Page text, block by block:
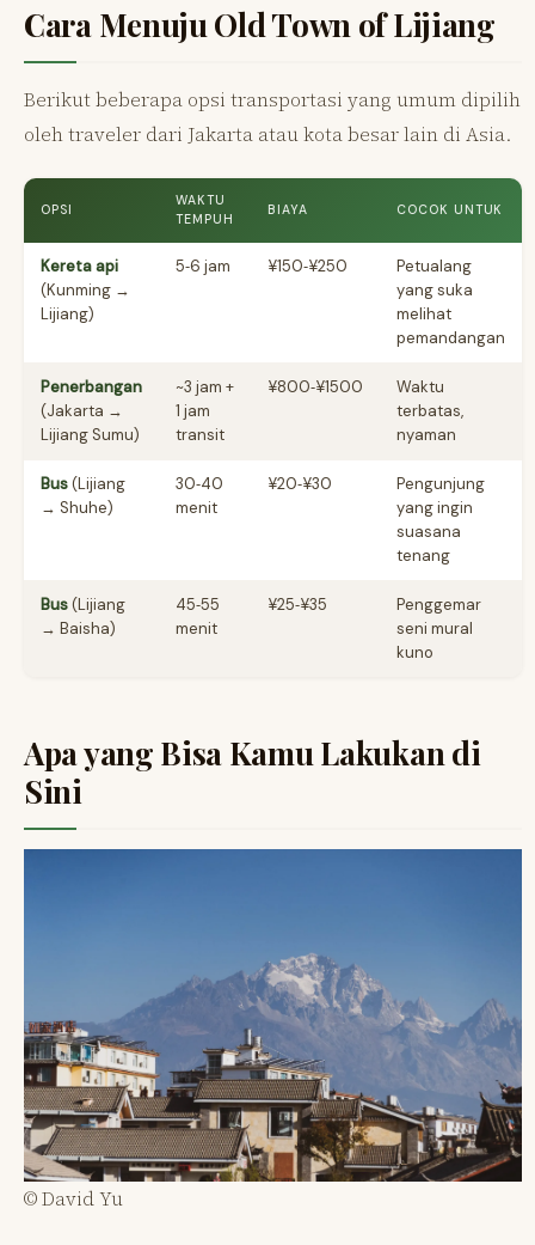
Cara Menuju Old Town of Lijiang
Berikut beberapa opsi transportasi yang umum dipilih
oleh traveler dari Jakarta atau kota besar lain di Asia.
OPSI
WAKTU
TEMPUH
BIAYA COCOK UNTUK
Kereta api
(Kunming →
Lijiang)
5‑6 jam ¥150‑¥250
Petualang
yang suka
melihat
pemandangan
Penerbangan
(Jakarta →
Lijiang Sumu)
~3 jam +
1 jam
transit
¥800‑¥1500
Waktu
terbatas,
nyaman
Bus(Lijiang
→ Shuhe)
30‑40
menit
¥20‑¥30
Pengunjung
yang ingin
suasana
tenang
Bus(Lijiang
→ Baisha)
45‑55
menit
¥25‑¥35
Penggemar
seni mural
kuno
Apa yang Bisa Kamu Lakukan di
Sini
© David Yu